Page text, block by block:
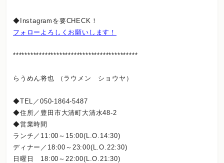
◆Instagramを要CHECK！
フォローよろしくお願いします！
*******************************************
らうめん将也 （ラウメン ショウヤ）
◆TEL／050-1864-5487
◆住所／豊田市大清町大清水48-2
◆営業時間
ランチ／11:00～15:00(L.O.14:30)
ディナー／18:00～23:00(L.O.22:30)
日曜日 18:00～22:00(L.O.21:30)